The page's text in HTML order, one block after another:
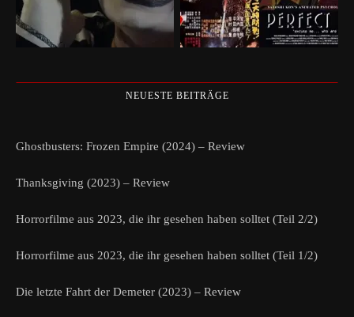
NEUESTE BEITRÄGE
Ghostbusters: Frozen Empire (2024) – Review
Thanksgiving (2023) – Review
Horrorfilme aus 2023, die ihr gesehen haben solltet (Teil 2/2)
Horrorfilme aus 2023, die ihr gesehen haben solltet (Teil 1/2)
Die letzte Fahrt der Demeter (2023) – Review